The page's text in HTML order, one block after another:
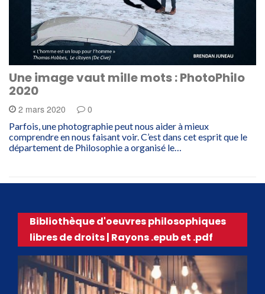
Une image vaut mille mots : PhotoPhilo
2020
2 mars 2020 0
Parfois, une photographie peut nous aider à mieux
comprendre en nous faisant voir. C’est dans cet esprit que le
département de Philosophie a organisé le…
Bibliothèque d'oeuvres philosophiques
libres de droits | Rayons .epub et .pdf